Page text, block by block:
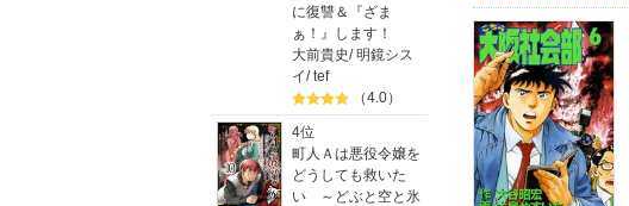
に復讐＆『ざま
ぁ！』します！
大前貴史/明鏡シス
イ/tef
（4.0）
4位
町人Ａは悪役令嬢を
どうしても救いた
い ～どぶと空と氷